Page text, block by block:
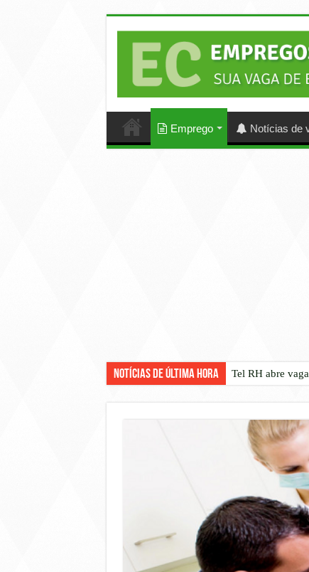
Emprego Notícias de
Notícias de Última Hora Tel RH abre